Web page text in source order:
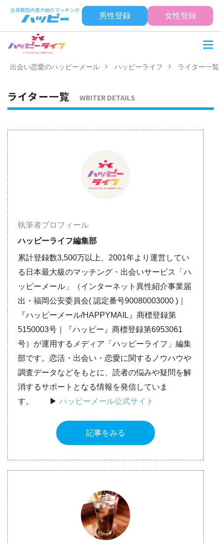
男性登録 女性登録
出会い恋愛のハッピーメール ハッピーライフ ライター一覧
ライター一覧 WRITER DETAILS
執筆者プロフィール
ハッピーライフ編集部
累計登録数3,500万以上、2001年より運営してい
る日本最大級のマッチング・出会いサービス「ハ
ッピーメール」（インターネット異性紹介事業届
出・福岡公安委員会( 認定番号90080003000 )｜
『ハッピーメール/HAPPYMAIL』商標登録第
5150003号｜『ハッピー』商標登録第6953061
号）が運用するメディア「ハッピーライフ」編集
部です。恋活・出会い・恋愛に関するノウハウや
調査データなどをもとに、読者の悩みや疑問を解
消するサポートとなる情報を発信していま
す。 ▶︎ ハッピーメール公式サイト
記事をみる